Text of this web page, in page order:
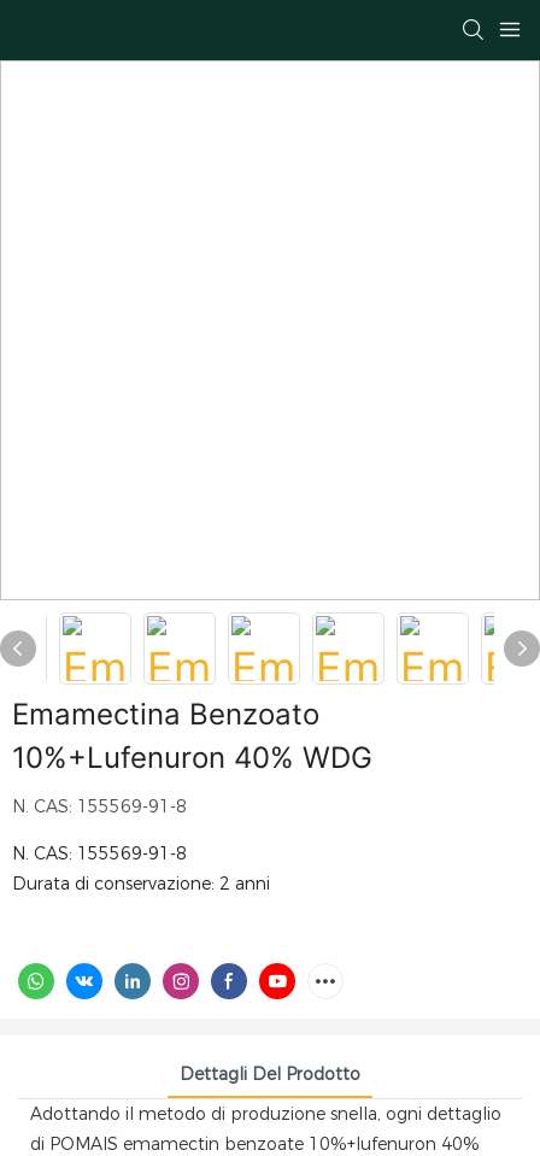
Emamectina Benzoato
10%+Lufenuron 40% WDG
N. CAS: 155569-91-8
N. CAS: 155569-91-8
Durata di conservazione: 2 anni
Dettagli Del Prodotto
Adottando il metodo di produzione snella, ogni dettaglio
di POMAIS emamectin benzoate 10%+lufenuron 40%